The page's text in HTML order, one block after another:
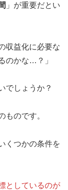
」が重要だとい
収益化に必要な
のかな…？」
でしょうか？
ものです。
くつかの条件を
としているのが